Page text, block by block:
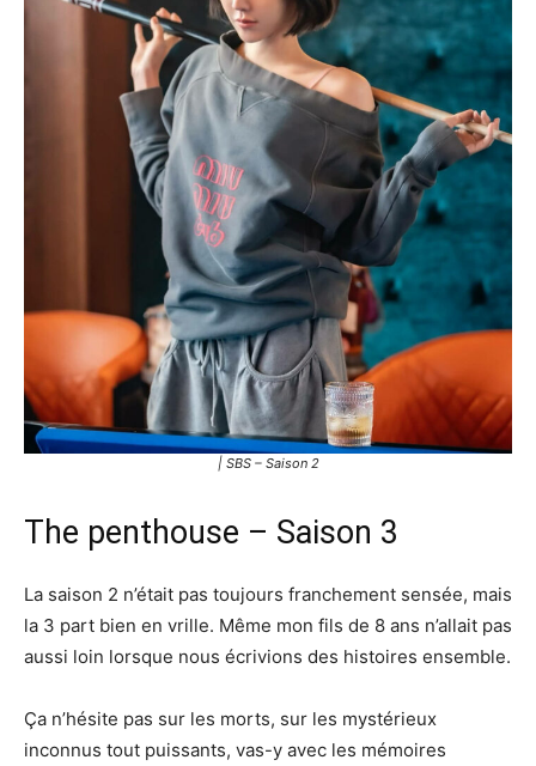
| SBS – Saison 2
The penthouse – Saison 3
La saison 2 n’était pas toujours franchement sensée, mais
la 3 part bien en vrille. Même mon fils de 8 ans n’allait pas
aussi loin lorsque nous écrivions des histoires ensemble.
Ça n’hésite pas sur les morts, sur les mystérieux
inconnus tout puissants, vas-y avec les mémoires